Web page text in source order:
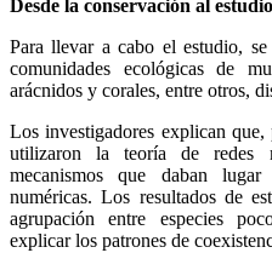
Desde la conservación al
Para llevar a cabo el estudio,
comunidades ecológicas de
arácnidos y corales, entre otros,
Los investigadores explican
utilizaron la teoría de redes
mecanismos que daban
numéricas. Los resultados de
agrupación entre especies
explicar los patrones de